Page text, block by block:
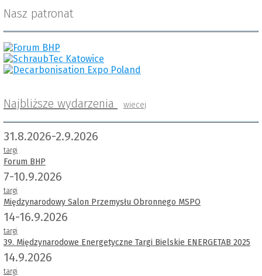
Nasz patronat
Najbliższe wydarzenia wiecej
31.8.2026-2.9.2026
targi
Forum BHP
7-10.9.2026
targi
Międzynarodowy Salon Przemysłu Obronnego MSPO
14-16.9.2026
targi
39. Międzynarodowe Energetyczne Targi Bielskie ENERGETAB 2025
14.9.2026
targi